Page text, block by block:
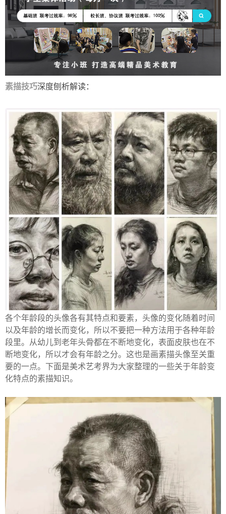
素描技巧深度刨析解读：
各个年龄段的头像各有其特点和要素，头像的变化随着时间
以及年龄的增长而变化，所以不要把一种方法用于各种年龄
段里。从幼儿到老年头骨都在不断地变化，表面皮肤也在不
断地变化，所以才会有年龄之分。这也是画素描头像至关重
要的一点。下面是美术艺考界为大家整理的一些关于年龄变
化特点的素描知识。